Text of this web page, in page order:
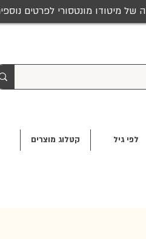
מיטודו מונטסורי לפרטים
לפי גיל קטלוג מוצרים